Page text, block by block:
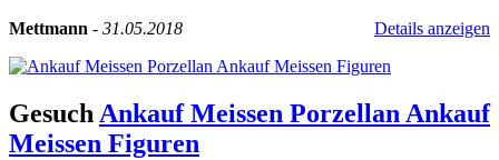
Mettmann - 31.05.2018 Details anzeigen
Gesuch Ankauf Meissen Porzellan Ankauf
Meissen Figuren